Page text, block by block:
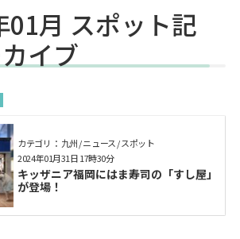
01月 スポット記
イブ
カテゴリ： 九州 / ニュース / スポット
キッザニア福岡にはま寿司の「すし屋」
が登場！
2024年01月31日 17時30分